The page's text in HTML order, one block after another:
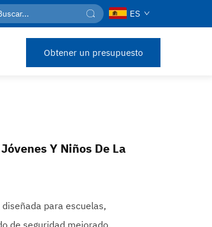
ES
Obtener un presupuesto
Y Niños De La
para escuelas,
de seguridad mejorado,